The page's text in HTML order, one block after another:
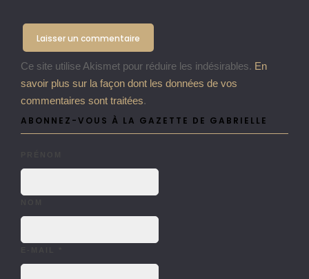
Ce site utilise Akismet pour réduire les indésirables. En
savoir plus sur la façon dont les données de vos
commentaires sont traitées.
ABONNEZ-VOUS À LA GAZETTE DE GABRIELLE